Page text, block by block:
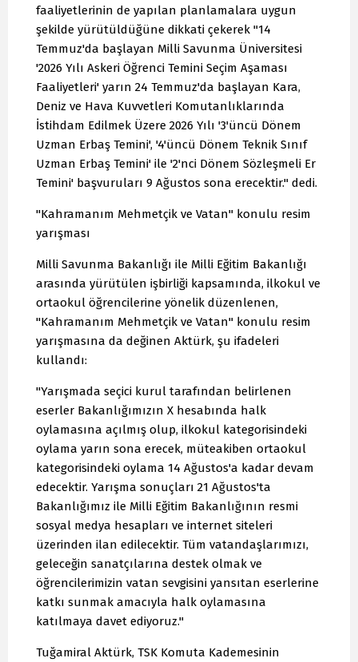
faaliyetlerinin de yapılan planlamalara uygun
şekilde yürütüldüğüne dikkati çekerek "14
Temmuz'da başlayan Milli Savunma Üniversitesi
'2026 Yılı Askeri Öğrenci Temini Seçim Aşaması
Faaliyetleri' yarın 24 Temmuz'da başlayan Kara,
Deniz ve Hava Kuvvetleri Komutanlıklarında
İstihdam Edilmek Üzere 2026 Yılı '3'üncü Dönem
Uzman Erbaş Temini', '4'üncü Dönem Teknik Sınıf
Uzman Erbaş Temini' ile '2'nci Dönem Sözleşmeli Er
Temini' başvuruları 9 Ağustos sona erecektir." dedi.
"Kahramanım Mehmetçik ve Vatan" konulu resim
yarışması
Milli Savunma Bakanlığı ile Milli Eğitim Bakanlığı
arasında yürütülen işbirliği kapsamında, ilkokul ve
ortaokul öğrencilerine yönelik düzenlenen,
"Kahramanım Mehmetçik ve Vatan" konulu resim
yarışmasına da değinen Aktürk, şu ifadeleri
kullandı:
"Yarışmada seçici kurul tarafından belirlenen
eserler Bakanlığımızın X hesabında halk
oylamasına açılmış olup, ilkokul kategorisindeki
oylama yarın sona erecek, müteakiben ortaokul
kategorisindeki oylama 14 Ağustos'a kadar devam
edecektir. Yarışma sonuçları 21 Ağustos'ta
Bakanlığımız ile Milli Eğitim Bakanlığının resmi
sosyal medya hesapları ve internet siteleri
üzerinden ilan edilecektir. Tüm vatandaşlarımızı,
geleceğin sanatçılarına destek olmak ve
öğrencilerimizin vatan sevgisini yansıtan eserlerine
katkı sunmak amacıyla halk oylamasına
katılmaya davet ediyoruz."
Tuğamiral Aktürk, TSK Komuta Kademesinin